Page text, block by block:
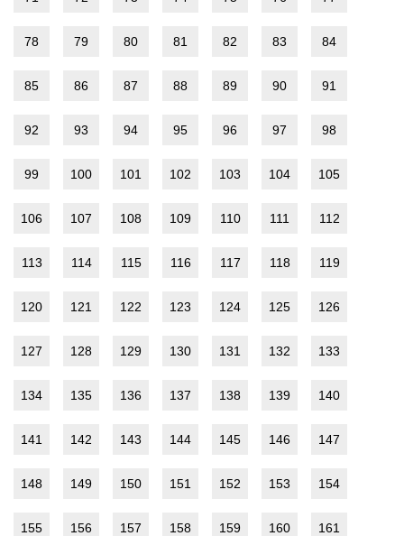
78 79 80 81 82 83 84
85 86 87 88 89 90 91
92 93 94 95 96 97 98
99 100 101 102 103 104 105
106 107 108 109 110 111 112
113 114 115 116 117 118 119
120 121 122 123 124 125 126
127 128 129 130 131 132 133
134 135 136 137 138 139 140
141 142 143 144 145 146 147
148 149 150 151 152 153 154
155 156 157 158 159 160 161